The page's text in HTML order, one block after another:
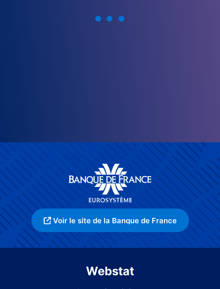
Voir le site de la Banque de France
Webstat